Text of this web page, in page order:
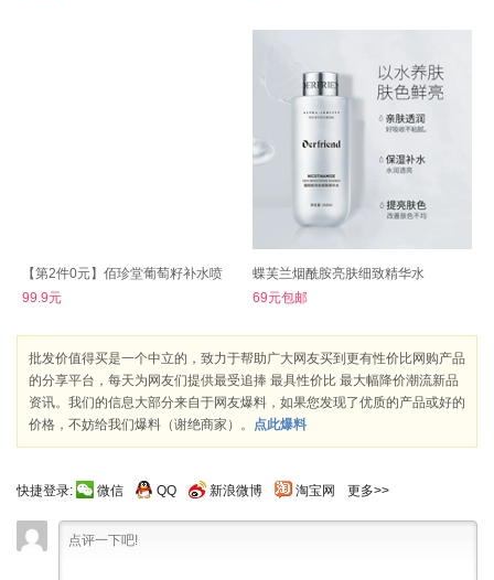
【第2件0元】佰珍堂葡萄籽补水喷
99.9元
蝶芙兰烟酰胺亮肤细致精华水
69元包邮
批发价值得买是一个中立的，致力于帮助广大网友买到更有性价比网购产品
的分享平台，每天为网友们提供最受追捧 最具性价比 最大幅降价潮流新品
资讯。我们的信息大部分来自于网友爆料，如果您发现了优质的产品或好的
价格，不妨给我们爆料（谢绝商家）。 点此爆料
快捷登录: 微信 QQ 新浪微博 淘宝网 更多>>